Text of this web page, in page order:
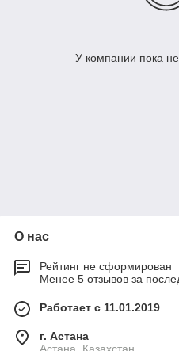
У компании пока
О нас
Рейтинг не сформирован
Менее 5 отзывов за
Работает с 11.01.2019
г. Астана